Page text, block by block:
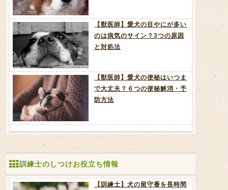
【獣医師】愛犬の目やにが多い
のは病気のサイン？3つの原因
と対処法
【獣医師】愛犬の便秘はいつま
で大丈夫？６つの便秘解消・予
防方法
訓練士のしつけお役立ち情報
【訓練士】犬の留守番を長時間